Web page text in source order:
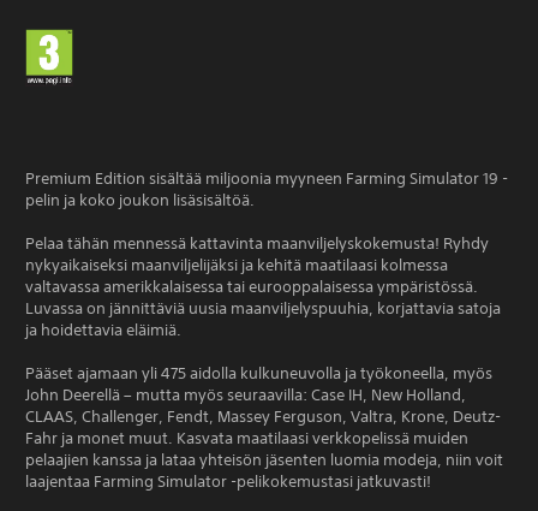
Premium Edition sisältää miljoonia myyneen Farming Simulator 19 -
pelin ja koko joukon lisäsisältöä.
Pelaa tähän mennessä kattavinta maanviljelyskokemusta! Ryhdy
nykyaikaiseksi maanviljelijäksi ja kehitä maatilaasi kolmessa
valtavassa amerikkalaisessa tai eurooppalaisessa ympäristössä.
Luvassa on jännittäviä uusia maanviljelyspuuhia, korjattavia satoja
ja hoidettavia eläimiä.
Pääset ajamaan yli 475 aidolla kulkuneuvolla ja työkoneella, myös
John Deerellä – mutta myös seuraavilla: Case IH, New Holland,
CLAAS, Challenger, Fendt, Massey Ferguson, Valtra, Krone, Deutz-
Fahr ja monet muut. Kasvata maatilaasi verkkopelissä muiden
pelaajien kanssa ja lataa yhteisön jäsenten luomia modeja, niin voit
laajentaa Farming Simulator -pelikokemustasi jatkuvasti!